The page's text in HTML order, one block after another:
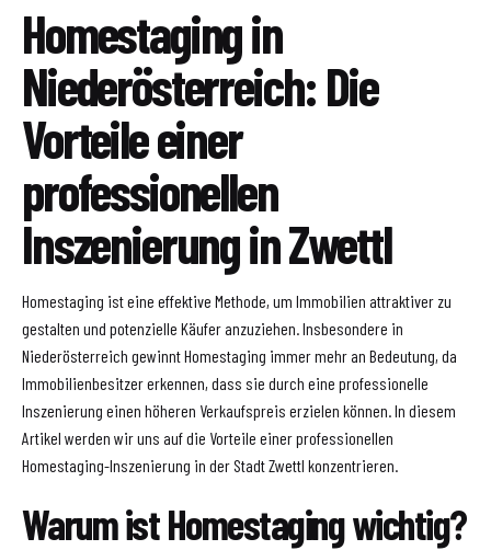
Homestaging in
Niederösterreich: Die
Vorteile einer
professionellen
Inszenierung in Zwettl
Homestaging ist eine effektive Methode, um Immobilien attraktiver zu
gestalten und potenzielle Käufer anzuziehen. Insbesondere in
Niederösterreich gewinnt Homestaging immer mehr an Bedeutung, da
Immobilienbesitzer erkennen, dass sie durch eine professionelle
Inszenierung einen höheren Verkaufspreis erzielen können. In diesem
Artikel werden wir uns auf die Vorteile einer professionellen
Homestaging-Inszenierung in der Stadt Zwettl konzentrieren.
Warum ist Homestaging wichtig?